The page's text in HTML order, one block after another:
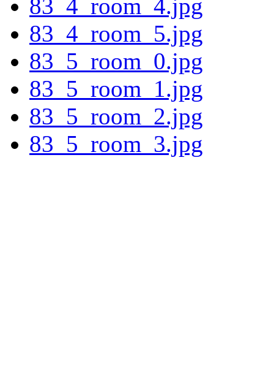
83_4_room_4.jpg
83_4_room_5.jpg
83_5_room_0.jpg
83_5_room_1.jpg
83_5_room_2.jpg
83_5_room_3.jpg